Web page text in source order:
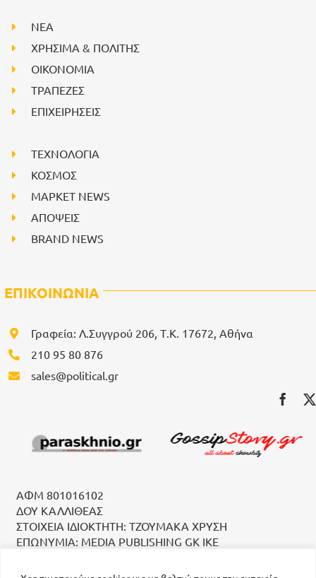
NEA
ΧΡΗΣΙΜΑ & ΠΟΛΙΤΗΣ
ΟΙΚΟΝΟΜΙΑ
ΤΡΑΠΕΖΕΣ
ΕΠΙΧΕΙΡΗΣΕΙΣ
ΤΕΧΝΟΛΟΓΙΑ
ΚΟΣΜΟΣ
ΜΑΡΚΕΤ NEWS
ΑΠΟΨΕΙΣ
BRAND NEWS
ΕΠΙΚΟΙΝΩΝΙΑ
Γραφεία: Λ.Συγγρού 206, Τ.Κ. 17672, Αθήνα
210 95 80 876
sales@political.gr
ΑΦΜ 801016102
ΔΟΥ ΚΑΛΛΙΘΕΑΣ
ΣΤΟΙΧΕΙΑ ΙΔΙΟΚΤΗΤΗ: ΤΖΟΥΜΑΚΑ ΧΡΥΣΗ
ΕΠΩΝΥΜΙΑ: MEDIA PUBLISHING GK IKE